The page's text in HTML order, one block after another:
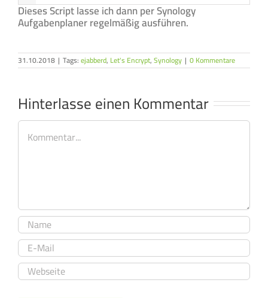
Dieses Script lasse ich dann per Synology
Aufgabenplaner regelmäßig ausführen.
31.10.2018 | Tags:ejabberd, Let's Encrypt,Synology | 0 Kommentare
Hinterlasse einen Kommentar
Kommentar